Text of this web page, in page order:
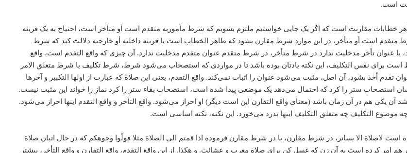
است.
خطابات مقارنت است که اگر یک جایی خواستیم ملتزم بشویم که شرط مأموربه متقدم است أو متأخر است، ‌احتیاج به یک قرینه
است أو متأخر، در این موارد شرط مقارن بشود که ظاهر الخطاب است یا قرینه داخلیه أو خارجیه دلالت کند که شرط
عنوان تأخر مدخلیت ندارد در شرط متأخر، در شرط متقدم عنوان متقدم مدخلیت ندارد. آن چیزی که واقع التقدم است، ‌واقع
برای نفس التکلیف، ‌این نکته یادتان بوده باشد تا در مواردی که استصحاب می‌‌شود شرط، شرط تکلیف یا شرط متعلق الامر
تقدم أخذ بشود، آن اصل، مثبت می‌‌شود عنوان را اثبات نمی‌کند. واقع التقدم، یعنی این صلاة که عبارت از اولها التکبیر و آخرها
استصحاب ستر را کرد که احتمال می‌‌دهد یک موضعی پیدا شده است، استصحاب بقاء ستر را کرد نماز را خواند این مثبت نیست.
یکی هم در آن زمان باشد (معنای واقع التقارن این است دیگر) او احراز می‌‌شود. واقع التأخر و واقع التقدم اینها احراز می‌‌شود.
التکلیف چه متعلق التکلیف اینها بدرد می‌‌خورد. این نکته، ‌نکته اساسی است.
لاصلاة الا بساتر، ‌در شرط مقارن، یا در شرط مقارن فرموده اذا قمتم الی الصلاة مثلا فولّوا وجوهکم که در حال اتیان صلاة
امر کرده است به آن زن که غسل کن برای صلاة مغرب و عشائت. و هکذا. از این واقع التقدم، واقع التقارن و واقع التأخر، ‌بیشتر